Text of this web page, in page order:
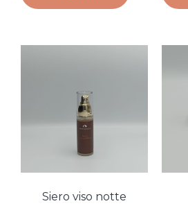
Siero viso notte